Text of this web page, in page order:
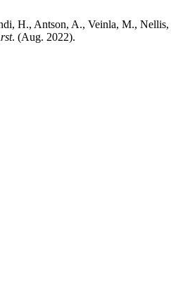
H., Antson, A., Veinla, M.,
. (Aug. 2022).